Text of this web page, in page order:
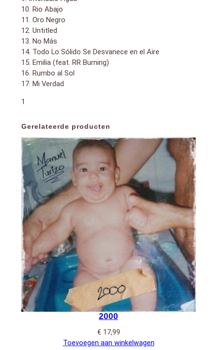
10. Rio Abajo
11. Oro Negro
12. Untitled
13. No Más
14. Todo Lo Sólido Se Desvanece en el Aire
15. Emilia (feat. RR Burning)
16. Rumbo al Sol
17. Mi Verdad
1
Gerelateerde producten
2000
€ 17,99
Toevoegen aan winkelwagen